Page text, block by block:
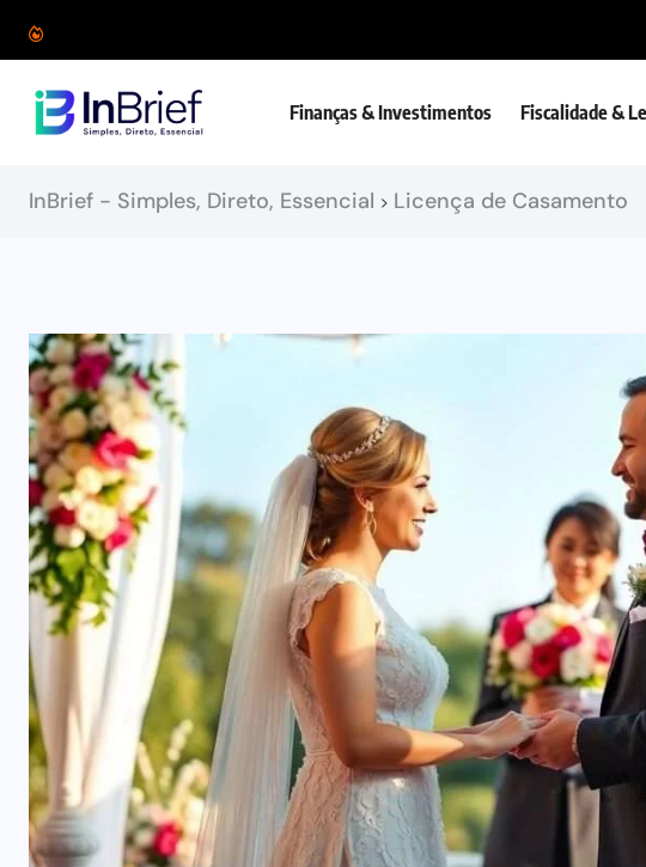
Finanças & Investimentos Fiscalidade &
InBrief - Simples, Direto, Essencial > Licença de Casamento